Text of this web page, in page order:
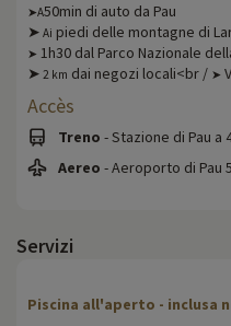
➤A50min di auto da Pau
➤ Ai piedi delle montagne di
➤ 1h30 dal Parco Nazionale
➤ 2 km dai negozi locali<br / ➤
Accès
Treno - Stazione di Pau a
Aereo - Aeroporto di Pau
Servizi
Piscina all'aperto - inclusa